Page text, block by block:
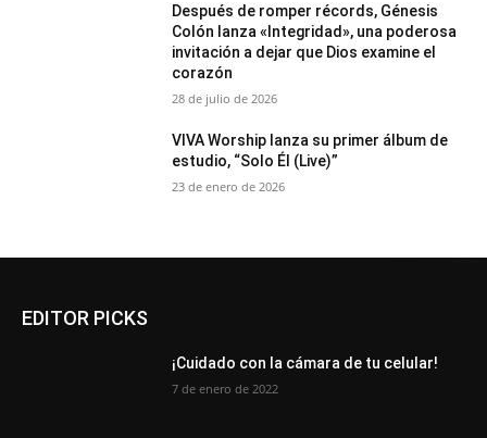
Después de romper récords, Génesis
Colón lanza «Integridad», una poderosa
invitación a dejar que Dios examine el
corazón
28 de julio de 2026
VIVA Worship lanza su primer álbum de
estudio, “Solo Él (Live)”
23 de enero de 2026
EDITOR PICKS
¡Cuidado con la cámara de tu celular!
7 de enero de 2022